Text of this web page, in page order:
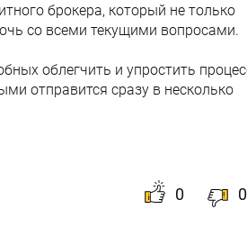
брокера, который не только
со всеми текущими вопросами.
облегчить и упростить
отправится сразу в несколько
0 0